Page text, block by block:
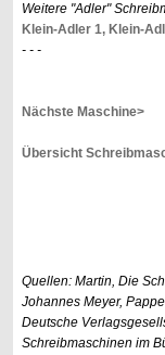
Weitere "Adler"
Klein-Adler 1, Klein-
- - -
Nächste Maschine>
Übersicht
Quellen: Martin, Die
Johannes Meyer,
Deutsche
Schreibmaschinen im